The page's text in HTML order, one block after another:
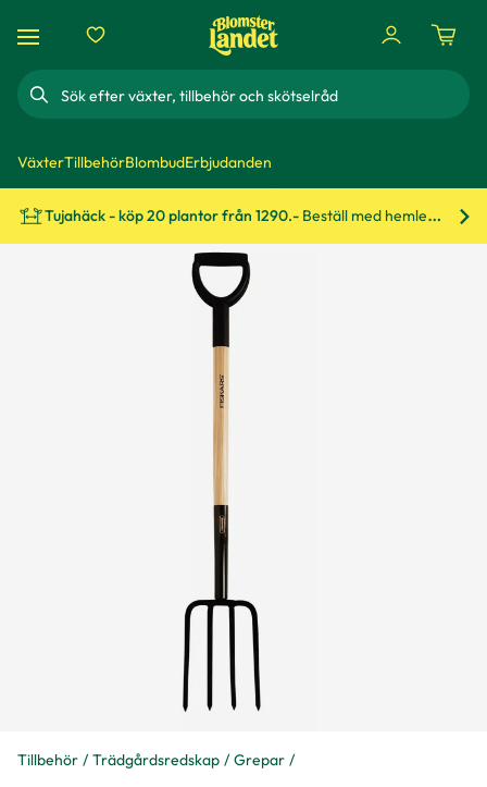
Sök
VäxterTillbehörBlombudErbjudanden
Tujahäck - köp 20 plantor från 1290.- Beställ med hemleverans!
Tillbehör Trädgårdsredskap Grepar